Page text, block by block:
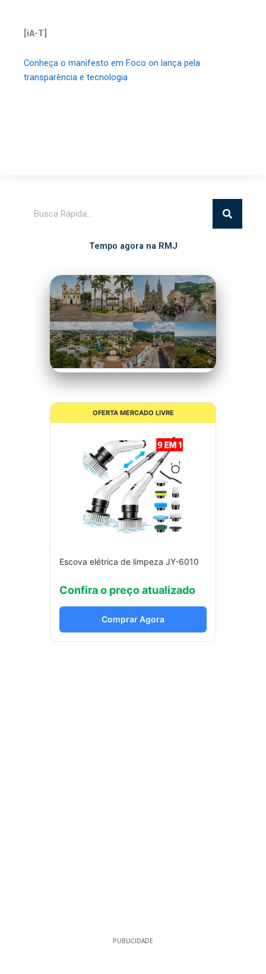
[iA-T]
Conheça o manifesto em Foco on lança pela
transparência e tecnologia
Tempo agora na RMJ
Itatiba
26°C
Nublado
OFERTA MERCADO LIVRE
Escova elétrica de limpeza JY-6010
Confira o preço atualizado
Comprar Agora
PUBLICIDADE